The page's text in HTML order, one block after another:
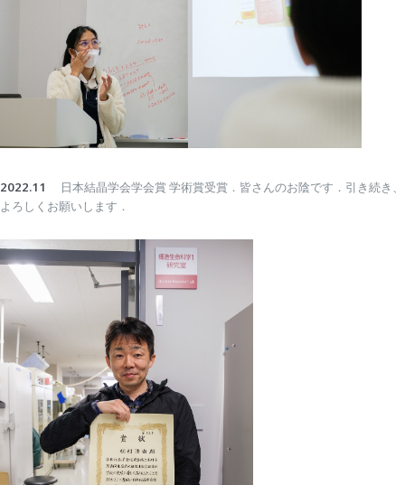
2022.11
日本結晶学会学会賞 学術賞受賞．皆さんのお陰です．引き続き、
よろしくお願いします．